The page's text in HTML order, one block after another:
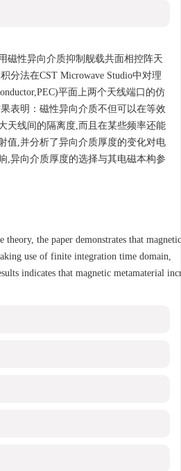
磁性异向介质抑制舰载共面相控阵天
分法在CST Microwave Studio中对理
平面上两个天线端口的仿
表明：磁性异向介质不但可以在等效
天线间的隔离度,而且在某些频率还能
值,并分析了异向介质厚度的变化对电
,异向介质厚度的选择与其电磁本构参
theory, the paper demonstrates that
use of finite integration time domain,
indicates that magnetic metamaterial